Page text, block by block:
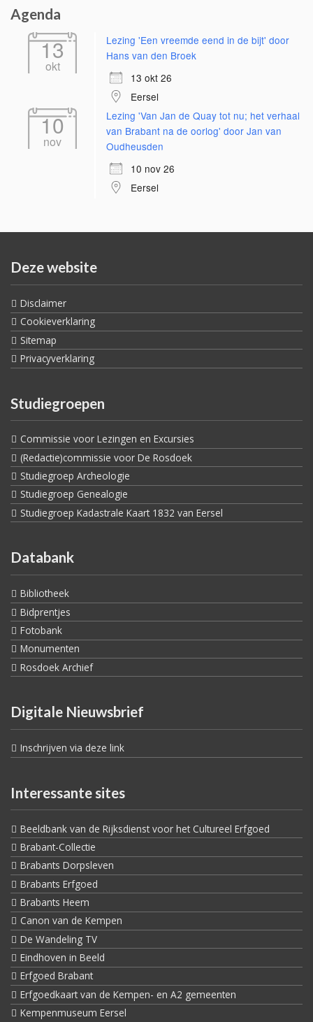
Agenda
13
okt
Lezing 'Een vreemde eend in de bijt' door
Hans van den Broek
13 okt 26
Eersel
10
nov
Lezing 'Van Jan de Quay tot nu; het verhaal
van Brabant na de oorlog' door Jan van
Oudheusden
10 nov 26
Eersel
Deze website
Disclaimer
Cookieverklaring
Sitemap
Privacyverklaring
Studiegroepen
Commissie voor Lezingen en Excursies
(Redactie)commissie voor De Rosdoek
Studiegroep Archeologie
Studiegroep Genealogie
Studiegroep Kadastrale Kaart 1832 van Eersel
Databank
Bibliotheek
Bidprentjes
Fotobank
Monumenten
Rosdoek Archief
Digitale Nieuwsbrief
Inschrijven via deze link
Interessante sites
Beeldbank van de Rijksdienst voor het Cultureel Erfgoed
Brabant-Collectie
Brabants Dorpsleven
Brabants Erfgoed
Brabants Heem
Canon van de Kempen
De Wandeling TV
Eindhoven in Beeld
Erfgoed Brabant
Erfgoedkaart van de Kempen- en A2 gemeenten
Kempenmuseum Eersel